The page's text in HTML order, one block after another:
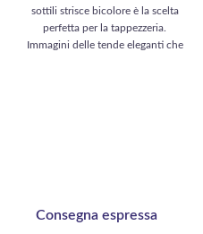
14,99 €.
sottili strisce bicolore è la scelta
perfetta per la tappezzeria.
Immagini delle tende eleganti che
qualità per vestire la sua casa con
gusto.
Consegna espressa